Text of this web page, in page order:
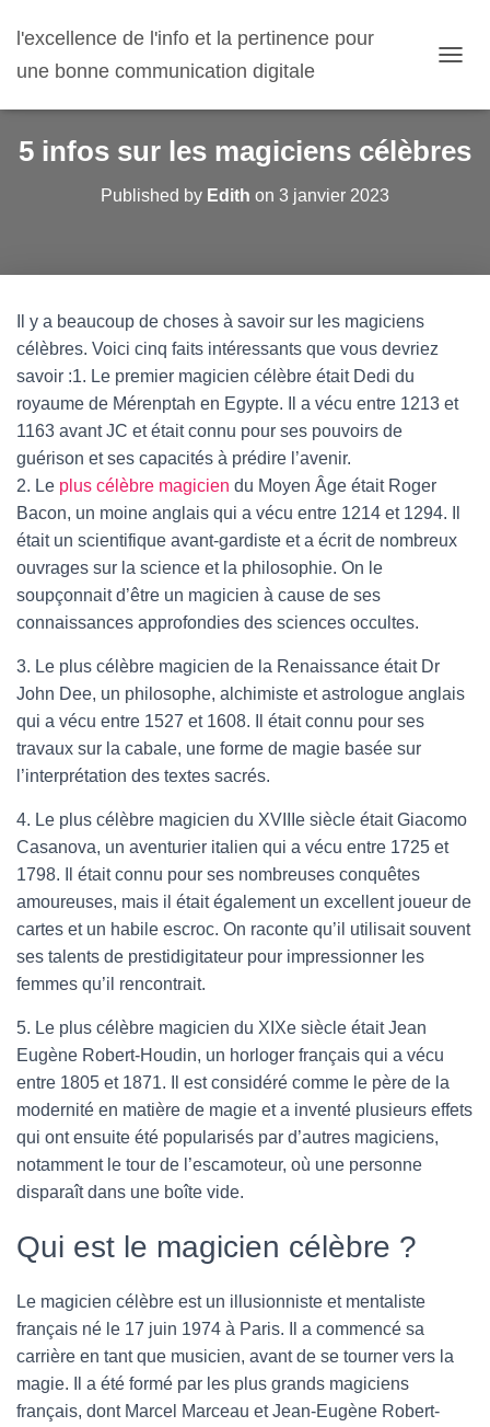
l'excellence de l'info et la pertinence pour
une bonne communication digitale
V
I
M
A
T
O
5 infos sur les magiciens célèbres
Published by Edith on 3 janvier 2023
Il y a beaucoup de choses à savoir sur les magiciens
célèbres. Voici cinq faits intéressants que vous devriez
savoir :1. Le premier magicien célèbre était Dedi du
royaume de Mérenptah en Egypte. Il a vécu entre 1213 et
1163 avant JC et était connu pour ses pouvoirs de
guérison et ses capacités à prédire l’avenir.
2. Le plus célèbre magicien du Moyen Âge était Roger
Bacon, un moine anglais qui a vécu entre 1214 et 1294. Il
était un scientifique avant-gardiste et a écrit de nombreux
ouvrages sur la science et la philosophie. On le
soupçonnait d’être un magicien à cause de ses
connaissances approfondies des sciences occultes.
3. Le plus célèbre magicien de la Renaissance était Dr
John Dee, un philosophe, alchimiste et astrologue anglais
qui a vécu entre 1527 et 1608. Il était connu pour ses
travaux sur la cabale, une forme de magie basée sur
l’interprétation des textes sacrés.
4. Le plus célèbre magicien du XVIIIe siècle était Giacomo
Casanova, un aventurier italien qui a vécu entre 1725 et
1798. Il était connu pour ses nombreuses conquêtes
amoureuses, mais il était également un excellent joueur de
cartes et un habile escroc. On raconte qu’il utilisait souvent
ses talents de prestidigitateur pour impressionner les
femmes qu’il rencontrait.
5. Le plus célèbre magicien du XIXe siècle était Jean
Eugène Robert-Houdin, un horloger français qui a vécu
entre 1805 et 1871. Il est considéré comme le père de la
modernité en matière de magie et a inventé plusieurs effets
qui ont ensuite été popularisés par d’autres magiciens,
notamment le tour de l’escamoteur, où une personne
disparaît dans une boîte vide.
Qui est le magicien célèbre ?
Le magicien célèbre est un illusionniste et mentaliste
français né le 17 juin 1974 à Paris. Il a commencé sa
carrière en tant que musicien, avant de se tourner vers la
magie. Il a été formé par les plus grands magiciens
français, dont Marcel Marceau et Jean-Eugène Robert-